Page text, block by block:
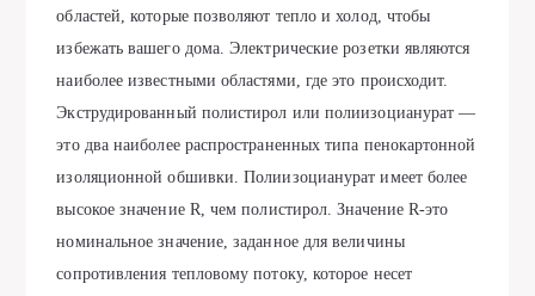
областей, которые позволяют тепло и холод, чтобы
избежать вашего дома. Электрические розетки являются
наиболее известными областями, где это происходит.
Экструдированный полистирол или полиизоцианурат —
это два наиболее распространенных типа пенокартонной
изоляционной обшивки. Полиизоцианурат имеет более
высокое значение R, чем полистирол. Значение R-это
номинальное значение, заданное для величины
сопротивления тепловому потоку, которое несет